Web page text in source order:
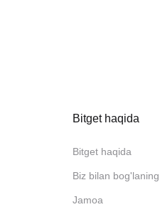
Bitget haqida
Bitget haqida
Biz bilan bog'laning
Jamoa